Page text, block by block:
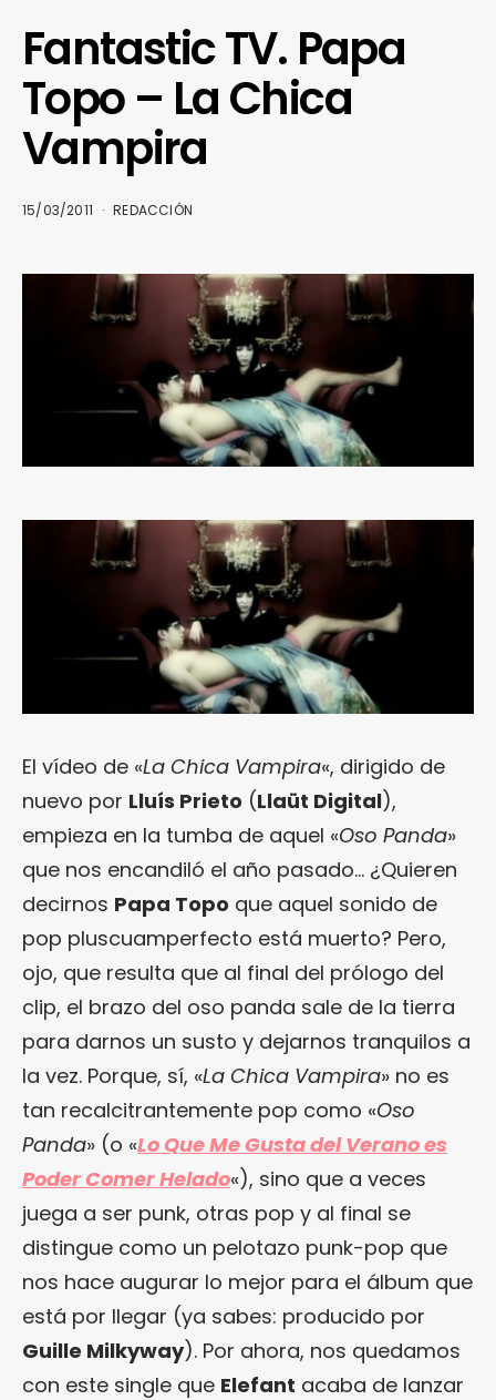
Fantastic TV. Papa
Topo – La Chica
Vampira
15/03/2011 REDACCIÓN
El vídeo de «La Chica Vampira«, dirigido de
nuevo por Lluís Prieto (Llaüt Digital),
empieza en la tumba de aquel «Oso Panda»
que nos encandiló el año pasado… ¿Quieren
decirnos Papa Topo que aquel sonido de
pop pluscuamperfecto está muerto? Pero,
ojo, que resulta que al final del prólogo del
clip, el brazo del oso panda sale de la tierra
para darnos un susto y dejarnos tranquilos a
la vez. Porque, sí, «La Chica Vampira» no es
tan recalcitrantemente pop como «Oso
Panda» (o «Lo Que Me Gusta del Verano es
Poder Comer Helado«), sino que a veces
juega a ser punk, otras pop y al final se
distingue como un pelotazo punk-pop que
nos hace augurar lo mejor para el álbum que
está por llegar (ya sabes: producido por
Guille Milkyway). Por ahora, nos quedamos
con este single que Elefant acaba de lanzar